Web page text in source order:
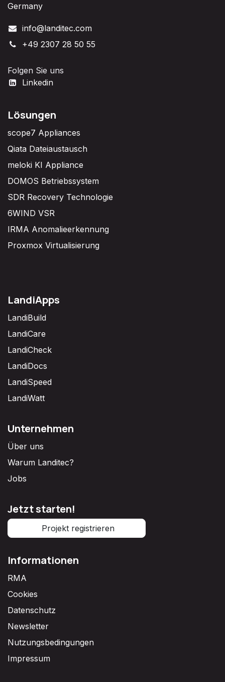
Germany
info@landitec.com
+49 2307 28 50 55
Folgen Sie uns
Linkedin
Lösungen
scope7 Appliances
Qiata Dateiaustausch
meloki KI Appliance
DOMOS Betriebssystem
SDR Recovery Technologie
6WIND VSR
IRMA Anomalieerkennung
Proxmox Virtualisierung
LandiApps
LandiBuild
LandiCare
LandiCheck
LandiDocs
LandiSpeed
LandiWatt
Unternehmen
Über uns
Warum Landitec?
Jobs
Jetzt starten!
Projekt registrieren
Informationen
RMA
Cookies
Datenschutz
Newsletter
Nutzungsbedingungen
Impressum